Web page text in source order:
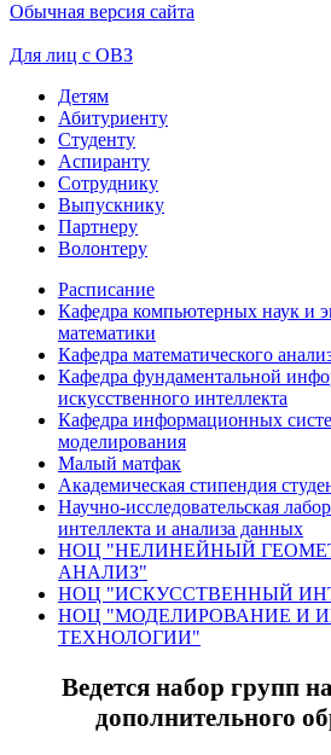
Обычная версия сайта
Для лиц с ОВЗ
Детям
Абитуриенту
Студенту
Аспиранту
Сотруднику
Выпускнику
Партнеру
Волонтеру
Расписание
Кафедра компьютерных наук и
математики
Кафедра математического
Кафедра фундаментальной
искусственного интеллекта
Кафедра информационных
моделирования
Малый матфак
Академическая стипендия
Научно-исследовательская
интеллекта и анализа данных
НОЦ "НЕЛИНЕЙНЫЙ
АНАЛИЗ"
НОЦ "ИСКУССТВЕННЫЙ
НОЦ "МОДЕЛИРОВАНИЕ И
ТЕХНОЛОГИИ"
Ведется набор групп
дополнительного